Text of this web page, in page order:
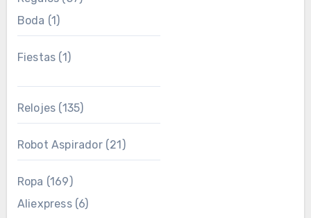
Boda (1)
Fiestas (1)
Relojes (135)
Robot Aspirador(21)
Ropa (169)
Aliexpress(6)